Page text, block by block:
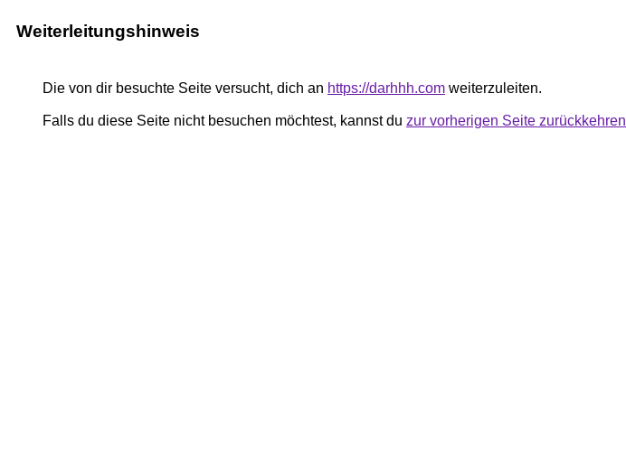
Weiterleitungshinweis
Die von dir besuchte Seite versucht, dich an https://darhhh.com weiterzuleiten.
Falls du diese Seite nicht besuchen möchtest, kannst du zur vorherigen Seite zurückkehren